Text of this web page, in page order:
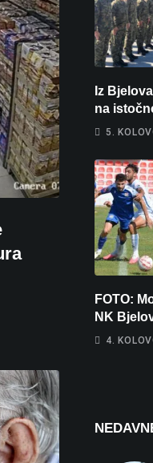
Iz
na
NATO-a:
vojnika i
vojnikinja
5.
FOTO:
NK
poprima
4.